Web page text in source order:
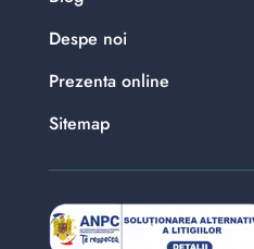
Despe noi
Prezenta online
Sitemap